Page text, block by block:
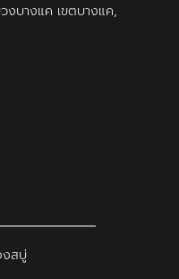
งบางแค เขตบางแค,
สบู่